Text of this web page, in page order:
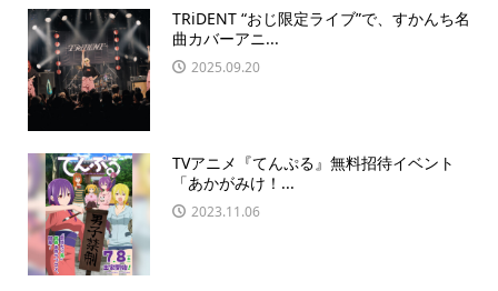
TRiDENT “おじ限定ライブ”で、すかんち名
曲カバーアニ...
2025.09.20
TVアニメ『てんぷる』無料招待イベント
「あかがみけ！...
2023.11.06